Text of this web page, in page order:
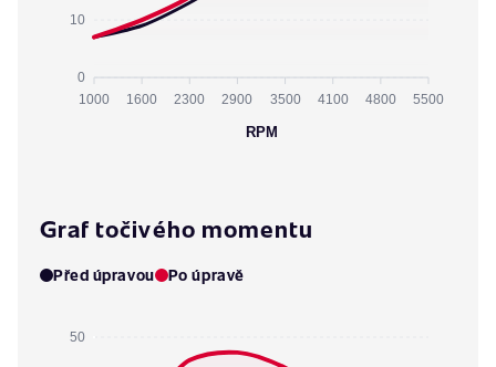
10
0
1000 1600 2300 2900 3500 4100 4800 5500
RPM
Graf točivého momentu
Před úpravou Po úpravě
50